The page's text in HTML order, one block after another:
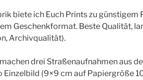
biete ich Euch Prints zu günstigem
Geschenkformat. Beste Qualität,
Archivqualität).
drei Straßenaufnahmen aus
Einzelbild (9×9 cm auf Papiergröße